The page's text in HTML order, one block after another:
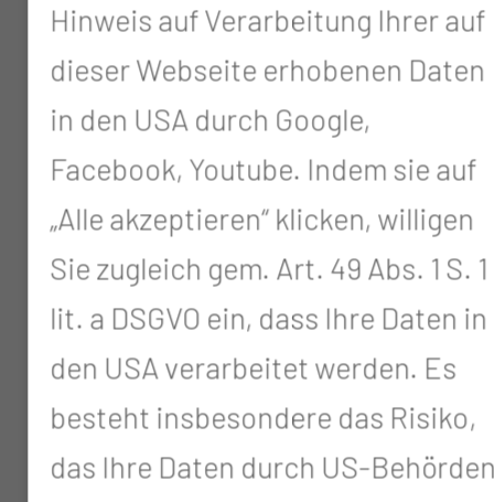
Ernennung zum Oberarzt der
HNO-Klinik des Carl-Thiem-
Klinikums Cottbus
12/2004
Prüfung zum Facharzt für Hals-
Nasen-Ohren-Heilkunde
01/2002 – 12/2004
HNO-Weiterbildungsassistent
an der HNO-Klinik des Carl-
Thiem-Klinikums Cottbus
Hinweis auf Verarbeitung Ihrer auf
dieser Webseite erhobenen Daten
in den USA durch Google,
Facebook, Youtube. Indem sie auf
„Alle akzeptieren“ klicken, willigen
Sie zugleich gem. Art. 49 Abs. 1 S. 1
lit. a DSGVO ein, dass Ihre Daten in
den USA verarbeitet werden. Es
besteht insbesondere das Risiko,
das Ihre Daten durch US-